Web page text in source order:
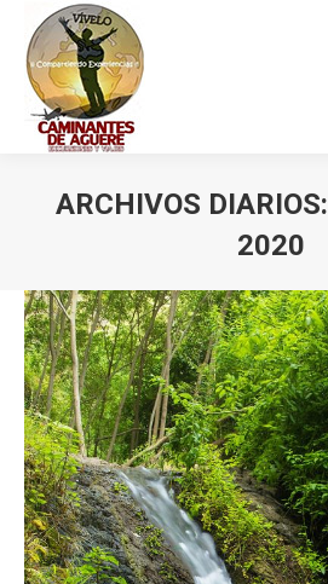
ARCHIVOS DIARIOS:
2020